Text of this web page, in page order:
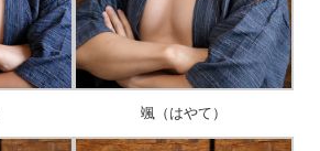
颯（はやて）